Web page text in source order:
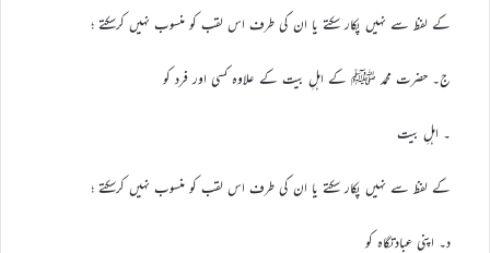
کے لفظ سے نہیں پکار سکتے یا ان کی طرف اس لقب کو منسوب نہیں کرسکتے ؛
ج۔ حضرت محمد ﷺ کے اہلِ بیت کے علاوہ کسی اور فرد کو
۔ اہلِ بیت
کے لفظ سے نہیں پکار سکتے یا ان کی طرف اس لقب کو منسوب نہیں کرسکتے ؛
د۔ اپنی عبادتگاہ کو